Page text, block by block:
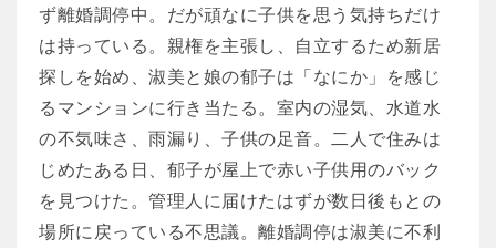
ず離婚調停中。だが頑なに子供を思う気持ちだけ
は持っている。親権を主張し、自立するため新居
探しを始め、淑美と娘の郁子は「なにか」を感じ
るマンションに行き当たる。室内の湿気、水道水
の不気味さ、雨漏り、子供の足音。二人で住みは
じめたある日、郁子が屋上で赤い子供用のバック
を見つけた。管理人に届けたはずが数日後もとの
場所に戻っている不思議。離婚調停は淑美に不利